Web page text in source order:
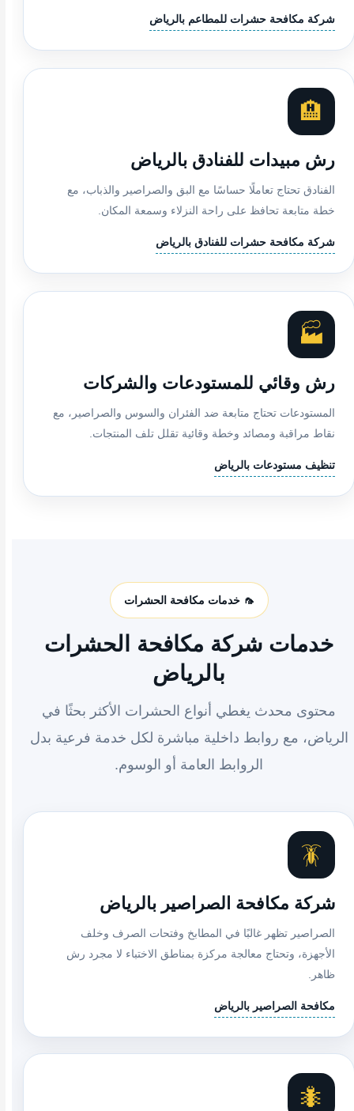
شركة مكافحة حشرات للمطاعم بالرياض
🏨
رش مبيدات للفنادق بالرياض
الفنادق تحتاج تعاملًا حساسًا مع البق والصراصير والذباب، مع
خطة متابعة تحافظ على راحة النزلاء وسمعة المكان.
شركة مكافحة حشرات للفنادق بالرياض
🏭
رش وقائي للمستودعات والشركات
المستودعات تحتاج متابعة ضد الفئران والسوس والصراصير، مع
نقاط مراقبة ومصائد وخطة وقائية تقلل تلف المنتجات.
تنظيف مستودعات بالرياض
🦟 خدمات مكافحة الحشرات
خدمات شركة مكافحة الحشرات
بالرياض
محتوى محدث يغطي أنواع الحشرات الأكثر بحثًا في
الرياض، مع روابط داخلية مباشرة لكل خدمة فرعية بدل
الروابط العامة أو الوسوم.
🪳
شركة مكافحة الصراصير بالرياض
الصراصير تظهر غالبًا في المطابخ وفتحات الصرف وخلف
الأجهزة، وتحتاج معالجة مركزة بمناطق الاختباء لا مجرد رش
ظاهر.
مكافحة الصراصير بالرياض
🐜